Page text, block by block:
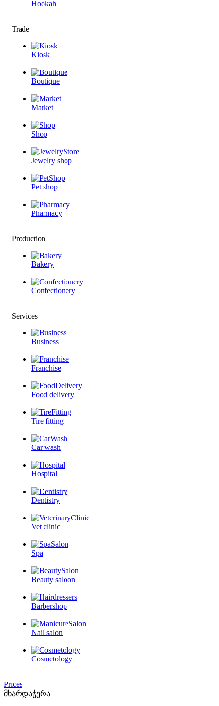
Hookah
Trade
Kiosk
Boutique
Market
Shop
Jewelry shop
Pet shop
Pharmacy
Production
Bakery
Confectionery
Services
Business
Franchise
Food delivery
Tire fitting
Car wash
Hospital
Dentistry
Vet clinic
Spa
Beauty saloon
Barbershop
Nail salon
Cosmetology
Prices
მხარდაჭერა